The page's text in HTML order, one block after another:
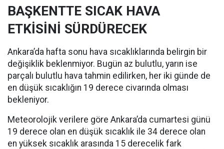
BAŞKENTTE SICAK HAVA
ETKİSİNİ SÜRDÜRECEK
Ankara’da hafta sonu hava sıcaklıklarında belirgin bir
değişiklik beklenmiyor. Bugün az bulutlu, yarın ise
parçalı bulutlu hava tahmin edilirken, her iki günde de
en düşük sıcaklığın 19 derece civarında olması
bekleniyor.
Meteorolojik verilere göre Ankara’da cumartesi günü
19 derece olan en düşük sıcaklık ile 34 derece olan
en yüksek sıcaklık arasında 15 derecelik fark